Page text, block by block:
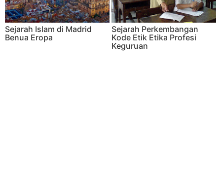
Sejarah Islam di Madrid
Benua Eropa
Sejarah Perkembangan
Kode Etik Etika Profesi
Keguruan